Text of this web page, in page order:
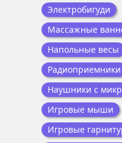
Электробигуди
Массажные
Напольные весы
Радиоприемники
Наушники с
Игровые мыши
Игровые